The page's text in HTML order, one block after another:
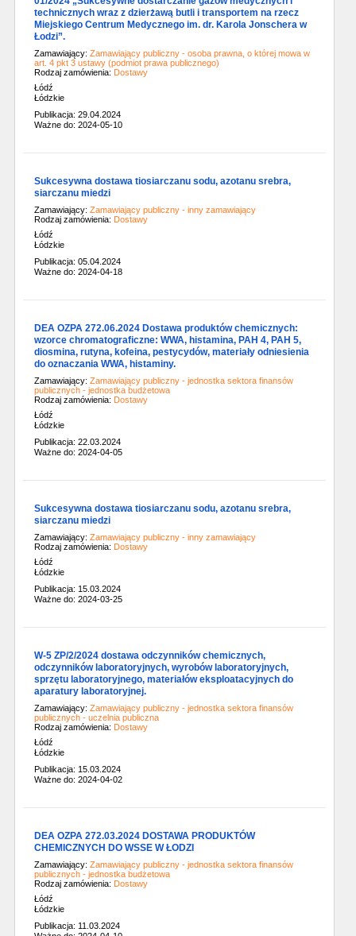
technicznych wraz z dzierżawą butli i transportem na rzecz
Miejskiego Centrum Medycznego im. dr. Karola Jonschera w
Łodzi”.
Zamawiający: Zamawiający publiczny - osoba prawna, o której mowa w
art. 4 pkt 3 ustawy (podmiot prawa publicznego)
Rodzaj zamówienia: Dostawy
Łódź
Łódzkie
Publikacja: 29.04.2024
Ważne do: 2024-05-10
Sukcesywna dostawa tiosiarczanu sodu, azotanu srebra,
siarczanu miedzi
Zamawiający: Zamawiający publiczny - inny zamawiający
Rodzaj zamówienia: Dostawy
Łódź
Łódzkie
Publikacja: 05.04.2024
Ważne do: 2024-04-18
DEA OZPA 272.06.2024 Dostawa produktów chemicznych:
wzorce chromatograficzne: WWA, histamina, PAH 4, PAH 5,
diosmina, rutyna, kofeina, pestycydów, materiały odniesienia
do oznaczania WWA, histaminy.
Zamawiający: Zamawiający publiczny - jednostka sektora finansów
publicznych - jednostka budżetowa
Rodzaj zamówienia: Dostawy
Łódź
Łódzkie
Publikacja: 22.03.2024
Ważne do: 2024-04-05
Sukcesywna dostawa tiosiarczanu sodu, azotanu srebra,
siarczanu miedzi
Zamawiający: Zamawiający publiczny - inny zamawiający
Rodzaj zamówienia: Dostawy
Łódź
Łódzkie
Publikacja: 15.03.2024
Ważne do: 2024-03-25
W-5 ZP/2/2024 dostawa odczynników chemicznych,
odczynników laboratoryjnych, wyrobów laboratoryjnych,
sprzętu laboratoryjnego, materiałów eksploatacyjnych do
aparatury laboratoryjnej.
Zamawiający: Zamawiający publiczny - jednostka sektora finansów
publicznych - uczelnia publiczna
Rodzaj zamówienia: Dostawy
Łódź
Łódzkie
Publikacja: 15.03.2024
Ważne do: 2024-04-02
DEA OZPA 272.03.2024 DOSTAWA PRODUKTÓW
CHEMICZNYCH DO WSSE W ŁODZI
Zamawiający: Zamawiający publiczny - jednostka sektora finansów
publicznych - jednostka budżetowa
Rodzaj zamówienia: Dostawy
Łódź
Łódzkie
Publikacja: 11.03.2024